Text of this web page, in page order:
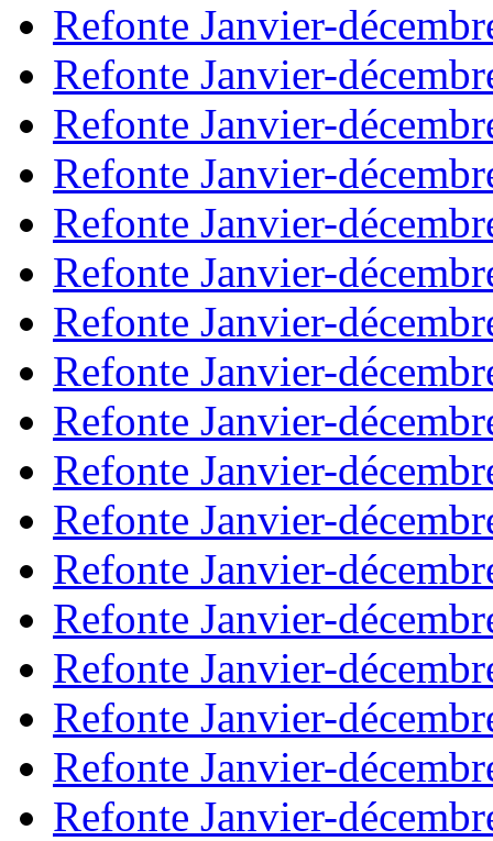
Refonte Janvier-
Refonte Janvier-
Refonte Janvier-
Refonte Janvier-
Refonte Janvier-
Refonte Janvier-
Refonte Janvier-
Refonte Janvier-
Refonte Janvier-
Refonte Janvier-
Refonte Janvier-
Refonte Janvier-
Refonte Janvier-
Refonte Janvier-
Refonte Janvier-
Refonte Janvier-
Refonte Janvier-